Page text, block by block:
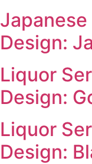
Design:
Liquor
Design:
Liquor
Design: